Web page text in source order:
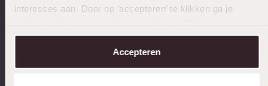
interesses aan. Door op ‘accepteren’ te klikken ga je
aanpassen. Lees er meer over in onscookiebeleid.
Accepteren
Op werkdagen voor 17.00
14 dagen gratis